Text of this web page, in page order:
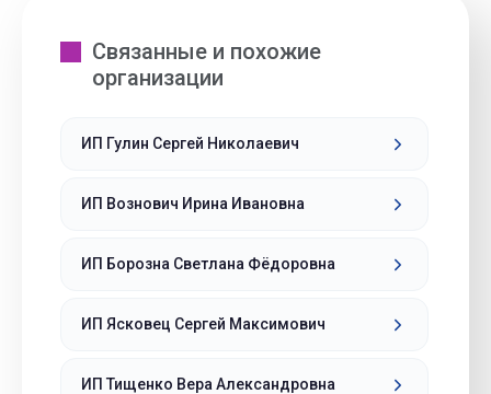
Связанные и похожие
организации
ИП Гулин Сергей Николаевич
ИП Вознович Ирина Ивановна
ИП Борозна Светлана Фёдоровна
ИП Ясковец Сергей Максимович
ИП Тищенко Вера Александровна